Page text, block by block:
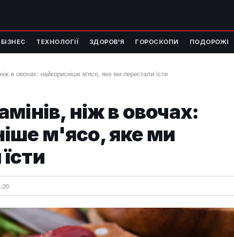
ТЕХНОЛОГІЇ ЗДОРОВ'Я ГОРОСКОПИ ПОДОРОЖІ
в овочах: найкорисніше м'ясо, яке ми перестали їсти
ніж в овочах:
м'ясо, яке ми